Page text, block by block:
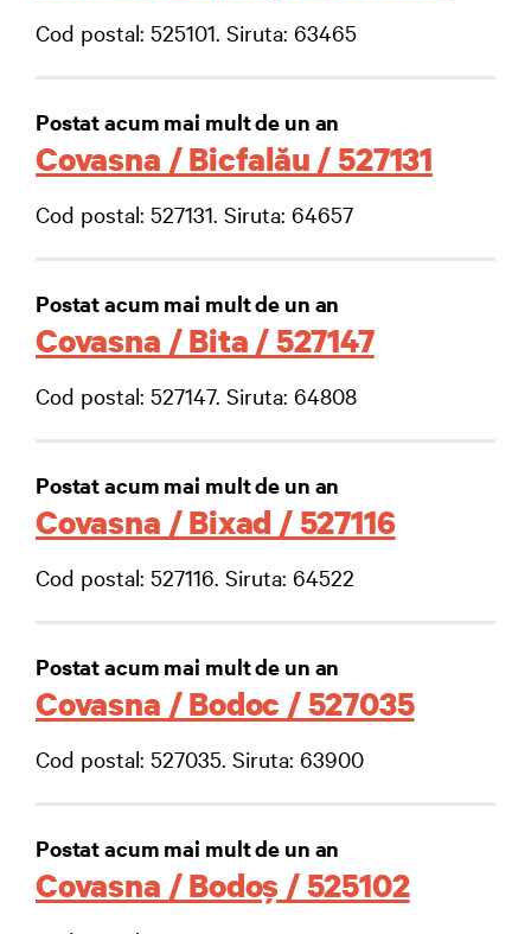
Cod postal: 525101. Siruta: 63465
Postat acum mai mult de un an
Covasna / Bicfalău / 527131
Cod postal: 527131. Siruta: 64657
Postat acum mai mult de un an
Covasna / Bita / 527147
Cod postal: 527147. Siruta: 64808
Postat acum mai mult de un an
Covasna / Bixad / 527116
Cod postal: 527116. Siruta: 64522
Postat acum mai mult de un an
Covasna / Bodoc / 527035
Cod postal: 527035. Siruta: 63900
Postat acum mai mult de un an
Covasna / Bodoş / 525102